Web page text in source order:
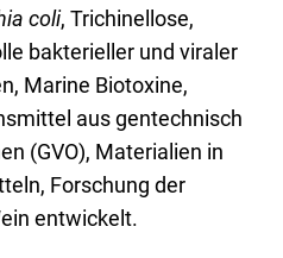
coli, Trichinellose,
bakterieller und viraler
Marine Biotoxine,
aus gentechnisch
(GVO), Materialien in
Forschung der
entwickelt.